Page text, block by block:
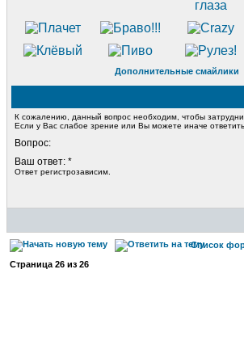
Дополнительные смайлики
К сожалению, данный вопрос необходим, чтобы
Если у Вас слабое зрение или Вы можете иначе
Вопрос:
Ваш ответ: *
Ответ регистрозависим.
Список
Страница 26 из 26